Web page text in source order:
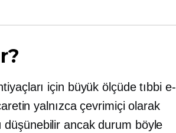
için büyük ölçüde tıbbi e-
yalnızca çevrimiçi olarak
düşünebilir ancak durum böyle